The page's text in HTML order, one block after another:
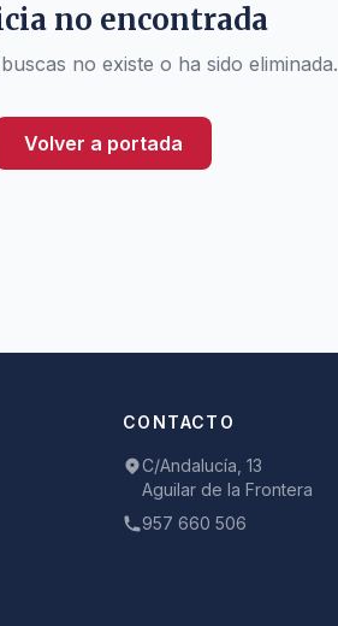
no encontrada
no existe o ha sido eliminada.
Volver a portada
CONTACTO
C/Andalucía, 13
Aguilar de la Frontera
957 660 506